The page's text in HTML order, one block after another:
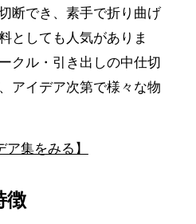
断でき、素手で折り曲げ
としても人気がありま
クル・引き出しの中仕切
アイデア次第で様々な物
ア集をみる】
徴